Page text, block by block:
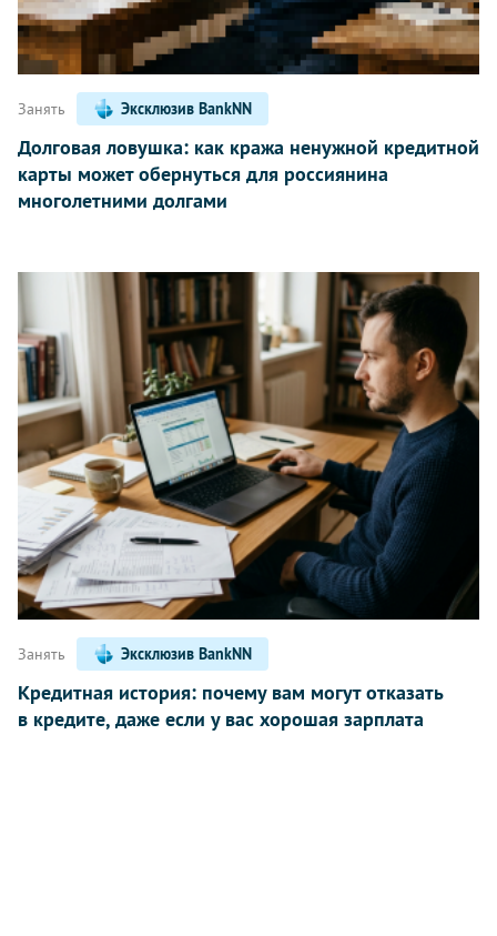
Занять Эксклюзив BankNN
Долговая ловушка: как кража ненужной кредитной
карты может обернуться для россиянина
многолетними долгами
Занять Эксклюзив BankNN
Кредитная история: почему вам могут отказать
в кредите, даже если у вас хорошая зарплата